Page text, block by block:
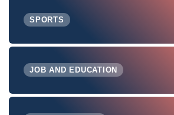
SPORTS
JOB AND EDUCATION